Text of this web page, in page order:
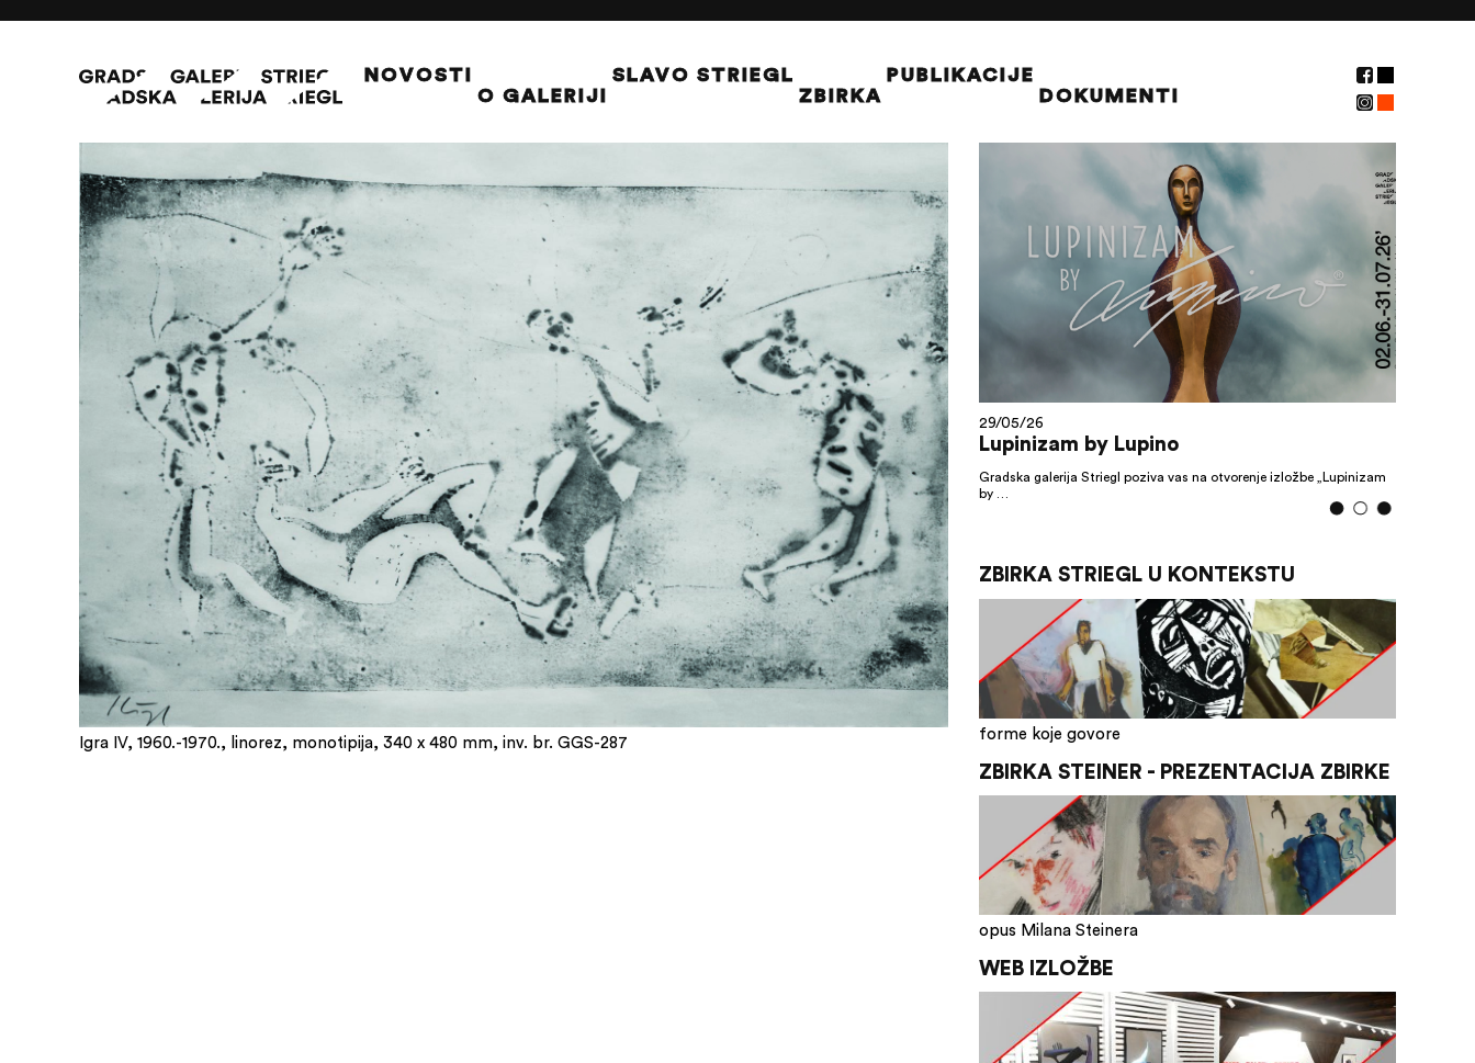
NOVOSTI
O GALERIJI
SLAVO STRIEGL
ZBIRKA
PUBLIKACIJE
DOKUMENTI
Igra IV, 1960.-1970., linorez, monotipija, 340 x 480 mm, inv. br. GGS-287
29/05/26
Lupinizam by Lupino
Gradska galerija Striegl poziva vas na otvorenje izložbe „Lupinizam
by …
ZBIRKA STRIEGL U KONTEKSTU
forme koje govore
ZBIRKA STEINER - PREZENTACIJA ZBIRKE
opus Milana Steinera
WEB IZLOŽBE